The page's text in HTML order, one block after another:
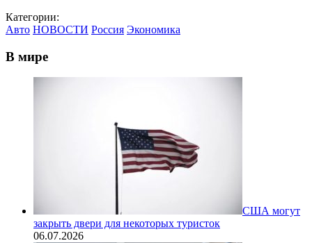
Категории:
Авто НОВОСТИ Россия Экономика
В мире
США могут
закрыть двери для некоторых туристок
06.07.2026